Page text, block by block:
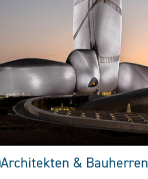
Architekten & Bauherren